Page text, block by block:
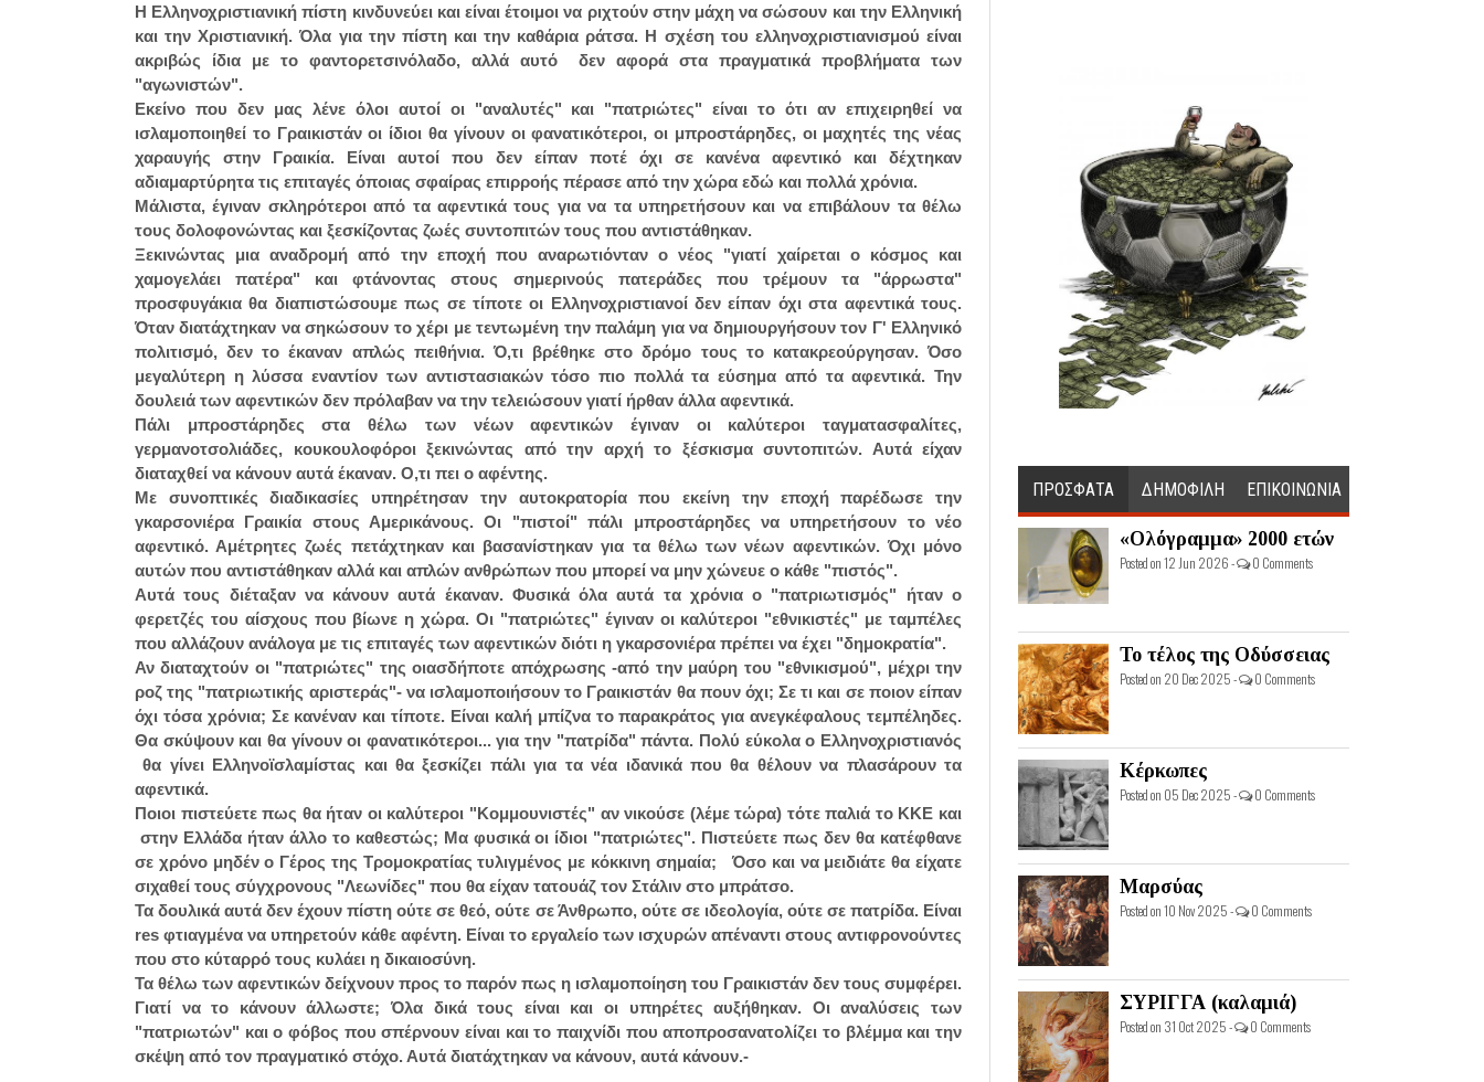
Η Ελληνοχριστιανική πίστη κινδυνεύει και είναι έτοιμοι να ριχτούν στην μάχη να σώσουν και την Ελληνική
και την Χριστιανική. Όλα για την πίστη και την καθάρια ράτσα. Η σχέση του ελληνοχριστιανισμού είναι
ακριβώς ίδια με το φαντορετσινόλαδο, αλλά αυτό δεν αφορά στα πραγματικά προβλήματα των
"αγωνιστών".
Εκείνο που δεν μας λένε όλοι αυτοί οι "αναλυτές" και "πατριώτες" είναι το ότι αν επιχειρηθεί να
ισλαμοποιηθεί το Γραικιστάν οι ίδιοι θα γίνουν οι φανατικότεροι, οι μπροστάρηδες, οι μαχητές της νέας
χαραυγής στην Γραικία. Είναι αυτοί που δεν είπαν ποτέ όχι σε κανένα αφεντικό και δέχτηκαν
αδιαμαρτύρητα τις επιταγές όποιας σφαίρας επιρροής πέρασε από την χώρα εδώ και πολλά χρόνια.
Μάλιστα, έγιναν σκληρότεροι από τα αφεντικά τους για να τα υπηρετήσουν και να επιβάλουν τα θέλω
τους δολοφονώντας και ξεσκίζοντας ζωές συντοπιτών τους που αντιστάθηκαν.
Ξεκινώντας μια αναδρομή από την εποχή που αναρωτιόνταν ο νέος "γιατί χαίρεται ο κόσμος και
χαμογελάει πατέρα" και φτάνοντας στους σημερινούς πατεράδες που τρέμουν τα "άρρωστα"
προσφυγάκια θα διαπιστώσουμε πως σε τίποτε οι Ελληνοχριστιανοί δεν είπαν όχι στα αφεντικά τους.
Όταν διατάχτηκαν να σηκώσουν το χέρι με τεντωμένη την παλάμη για να δημιουργήσουν τον Γ' Ελληνικό
πολιτισμό, δεν το έκαναν απλώς πειθήνια. Ό,τι βρέθηκε στο δρόμο τους το κατακρεούργησαν. Όσο
μεγαλύτερη η λύσσα εναντίον των αντιστασιακών τόσο πιο πολλά τα εύσημα από τα αφεντικά. Την
δουλειά των αφεντικών δεν πρόλαβαν να την τελειώσουν γιατί ήρθαν άλλα αφεντικά.
Πάλι μπροστάρηδες στα θέλω των νέων αφεντικών έγιναν οι καλύτεροι ταγματασφαλίτες,
γερμανοτσολιάδες, κουκουλοφόροι ξεκινώντας από την αρχή το ξέσκισμα συντοπιτών. Αυτά είχαν
διαταχθεί να κάνουν αυτά έκαναν. Ο,τι πει ο αφέντης.
Με συνοπτικές διαδικασίες υπηρέτησαν την αυτοκρατορία που εκείνη την εποχή παρέδωσε την
γκαρσονιέρα Γραικία στους Αμερικάνους. Οι "πιστοί" πάλι μπροστάρηδες να υπηρετήσουν το νέο
αφεντικό. Αμέτρητες ζωές πετάχτηκαν και βασανίστηκαν για τα θέλω των νέων αφεντικών. Όχι μόνο
αυτών που αντιστάθηκαν αλλά και απλών ανθρώπων που μπορεί να μην χώνευε ο κάθε "πιστός".
Αυτά τους διέταξαν να κάνουν αυτά έκαναν. Φυσικά όλα αυτά τα χρόνια ο "πατριωτισμός" ήταν ο
φερετζές του αίσχους που βίωνε η χώρα. Οι "πατριώτες" έγιναν οι καλύτεροι "εθνικιστές" με ταμπέλες
που αλλάζουν ανάλογα με τις επιταγές των αφεντικών διότι η γκαρσονιέρα πρέπει να έχει "δημοκρατία".
Αν διαταχτούν οι "πατριώτες" της οιασδήποτε απόχρωσης -από την μαύρη του "εθνικισμού", μέχρι την
ροζ της "πατριωτικής αριστεράς"- να ισλαμοποιήσουν το Γραικιστάν θα πουν όχι; Σε τι και σε ποιον είπαν
όχι τόσα χρόνια; Σε κανέναν και τίποτε. Είναι καλή μπίζνα το παρακράτος για ανεγκέφαλους τεμπέληδες.
Θα σκύψουν και θα γίνουν οι φανατικότεροι... για την "πατρίδα" πάντα. Πολύ εύκολα ο Ελληνοχριστιανός
θα γίνει Ελληνοϊσλαμίστας και θα ξεσκίζει πάλι για τα νέα ιδανικά που θα θέλουν να πλασάρουν τα
αφεντικά.
Ποιοι πιστεύετε πως θα ήταν οι καλύτεροι "Κομμουνιστές" αν νικούσε (λέμε τώρα) τότε παλιά το ΚΚΕ και
στην Ελλάδα ήταν άλλο το καθεστώς; Μα φυσικά οι ίδιοι "πατριώτες". Πιστεύετε πως δεν θα κατέφθανε
σε χρόνο μηδέν ο Γέρος της Τρομοκρατίας τυλιγμένος με κόκκινη σημαία; Όσο και να μειδιάτε θα είχατε
σιχαθεί τους σύγχρονους "Λεωνίδες" που θα είχαν τατουάζ τον Στάλιν στο μπράτσο.
Τα δουλικά αυτά δεν έχουν πίστη ούτε σε θεό, ούτε σε Άνθρωπο, ούτε σε ιδεολογία, ούτε σε πατρίδα. Είναι
res φτιαγμένα να υπηρετούν κάθε αφέντη. Είναι το εργαλείο των ισχυρών απέναντι στους αντιφρονούντες
που στο κύταρρό τους κυλάει η δικαιοσύνη.
Τα θέλω των αφεντικών δείχνουν προς το παρόν πως η ισλαμοποίηση του Γραικιστάν δεν τους συμφέρει.
Γιατί να το κάνουν άλλωστε; Όλα δικά τους είναι και οι υπηρέτες αυξήθηκαν. Οι αναλύσεις των
"πατριωτών" και ο φόβος που σπέρνουν είναι και το παιχνίδι που αποπροσανατολίζει το βλέμμα και την
σκέψη από τον πραγματικό στόχο. Αυτά διατάχτηκαν να κάνουν, αυτά κάνουν.-
ΠΡΟΣΦΑΤΑ ΔΗΜΟΦΙΛΗ ΕΠΙΚΟΙΝΩΝΙΑ
«Ολόγραμμα» 2000 ετών
Posted on 12 Jun 2026 - 0 Comments
Το τέλος της Οδύσσειας
Posted on 20 Dec 2025 - 0 Comments
Κέρκωπες
Posted on 05 Dec 2025 - 0 Comments
Μαρσύας
Posted on 10 Nov 2025 - 0 Comments
ΣΥΡΙΓΓΑ (καλαμιά)
Posted on 31 Oct 2025 - 0 Comments